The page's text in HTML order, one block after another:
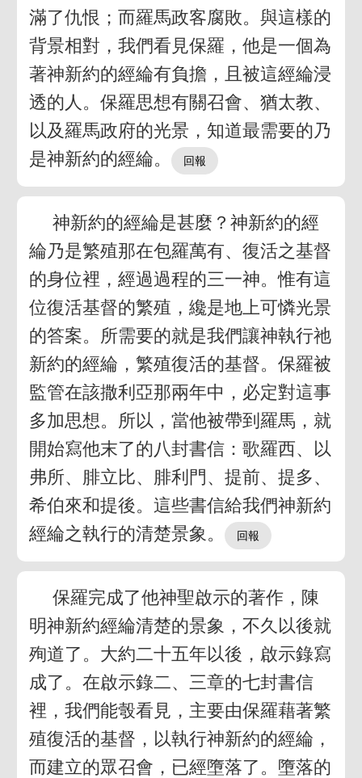
滿了仇恨；而羅馬政客腐敗。與這樣的
背景相對，我們看見保羅，他是一個為
著神新約的經綸有負擔，且被這經綸浸
透的人。保羅思想有關召會、猶太教、
以及羅馬政府的光景，知道最需要的乃
是神新約的經綸。
神新約的經綸是甚麼？神新約的經
綸乃是繁殖那在包羅萬有、復活之基督
的身位裡，經過過程的三一神。惟有這
位復活基督的繁殖，纔是地上可憐光景
的答案。所需要的就是我們讓神執行祂
新約的經綸，繁殖復活的基督。保羅被
監管在該撒利亞那兩年中，必定對這事
多加思想。所以，當他被帶到羅馬，就
開始寫他末了的八封書信：歌羅西、以
弗所、腓立比、腓利門、提前、提多、
希伯來和提後。這些書信給我們神新約
經綸之執行的清楚景象。
保羅完成了他神聖啟示的著作，陳
明神新約經綸清楚的景象，不久以後就
殉道了。大約二十五年以後，啟示錄寫
成了。在啟示錄二、三章的七封書信
裡，我們能彀看見，主要由保羅藉著繁
殖復活的基督，以執行神新約的經綸，
而建立的眾召會，已經墮落了。墮落的